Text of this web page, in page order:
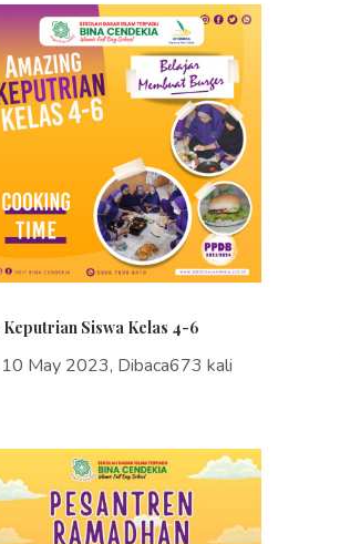
Keputrian Siswa Kelas 4-6
May 2023, Dibaca673 kali